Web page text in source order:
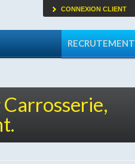
RECRUTEMENT
CONNEXION CLIENT